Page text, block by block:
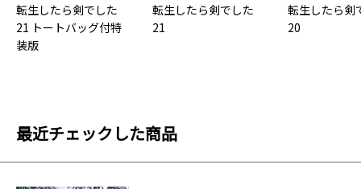
転生したら剣でした
21 トートバッグ付特
装版
転生したら剣でした
21
転生したら剣
20
最近チェックした商品